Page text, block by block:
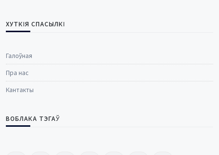
ХУТКІЯ СПАСЫЛКІ
Галоўная
Пра нас
Кантакты
ВОБЛАКА ТЭГАЎ